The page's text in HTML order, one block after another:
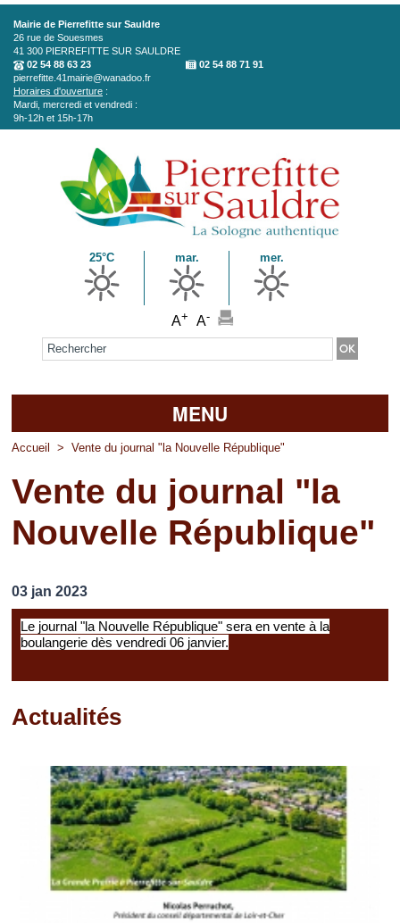
Aller au contenu principal
Mairie de Pierrefitte sur Sauldre
26 rue de Souesmes
41 300 PIERREFITTE SUR SAULDRE
02 54 88 63 23
02 54 88 71 91
pierrefitte.41mairie@wanadoo.fr
Horaires d'ouverture :
Mardi, mercredi et vendredi :
9h-12h et 15h-17h
25°C mar. mer.
A+ A-
Formulaire de recherche
MENU
Accueil
La mairie
Découvrir Pierrefitte
Vos professionnels
Loisirs
Accueil > Vente du journal "la Nouvelle République"
Vente du journal "la
Nouvelle République"
03 jan 2023
Le journal "la Nouvelle République" sera en vente à la
boulangerie dès vendredi 06 janvier.
Actualités
Pages